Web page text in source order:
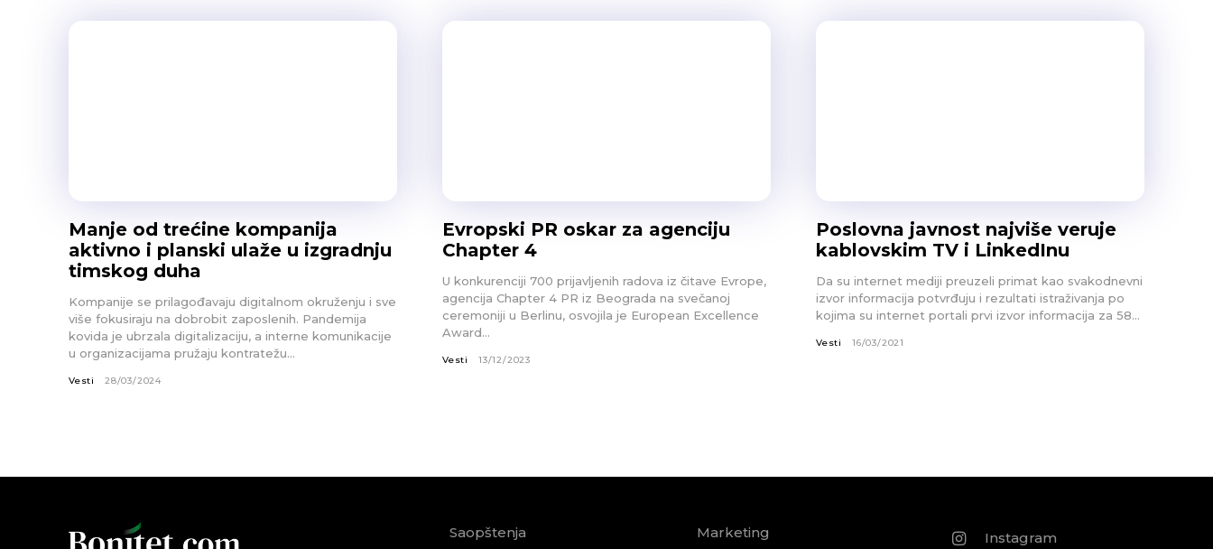
Manje od trećine kompanija
aktivno i planski ulaže u izgradnju
timskog duha
Kompanije se prilagođavaju digitalnom okruženju i sve
više fokusiraju na dobrobit zaposlenih. Pandemija
kovida je ubrzala digitalizaciju, a interne komunikacije
u organizacijama pružaju kontratežu...
Vesti 28/03/2024
Evropski PR oskar za agenciju
Chapter 4
U konkurenciji 700 prijavljenih radova iz čitave Evrope,
agencija Chapter 4 PR iz Beograda na svečanoj
ceremoniji u Berlinu, osvojila je European Excellence
Award...
Vesti 13/12/2023
Poslovna javnost najviše veruje
kablovskim TV i LinkedInu
Da su internet mediji preuzeli primat kao svakodnevni
izvor informacija potvrđuju i rezultati istraživanja po
kojima su internet portali prvi izvor informacija za 58...
Vesti 16/03/2021
Saopštenja Marketing Instagram